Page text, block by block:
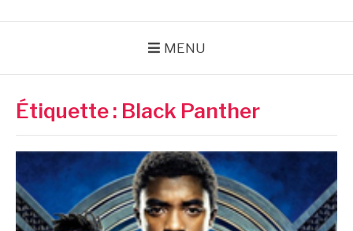
MENU
Étiquette : Black Panther